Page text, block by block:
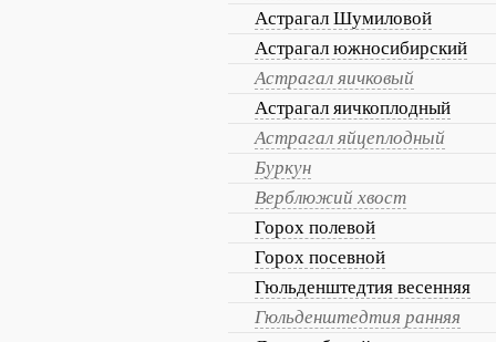
Астрагал Шумиловой
Астрагал южносибирский
Астрагал яичковый
Астрагал яичкоплодный
Астрагал яйцеплодный
Буркун
Верблюжий хвост
Горох полевой
Горох посевной
Гюльденштедтия весенняя
Гюльденштедтия ранняя